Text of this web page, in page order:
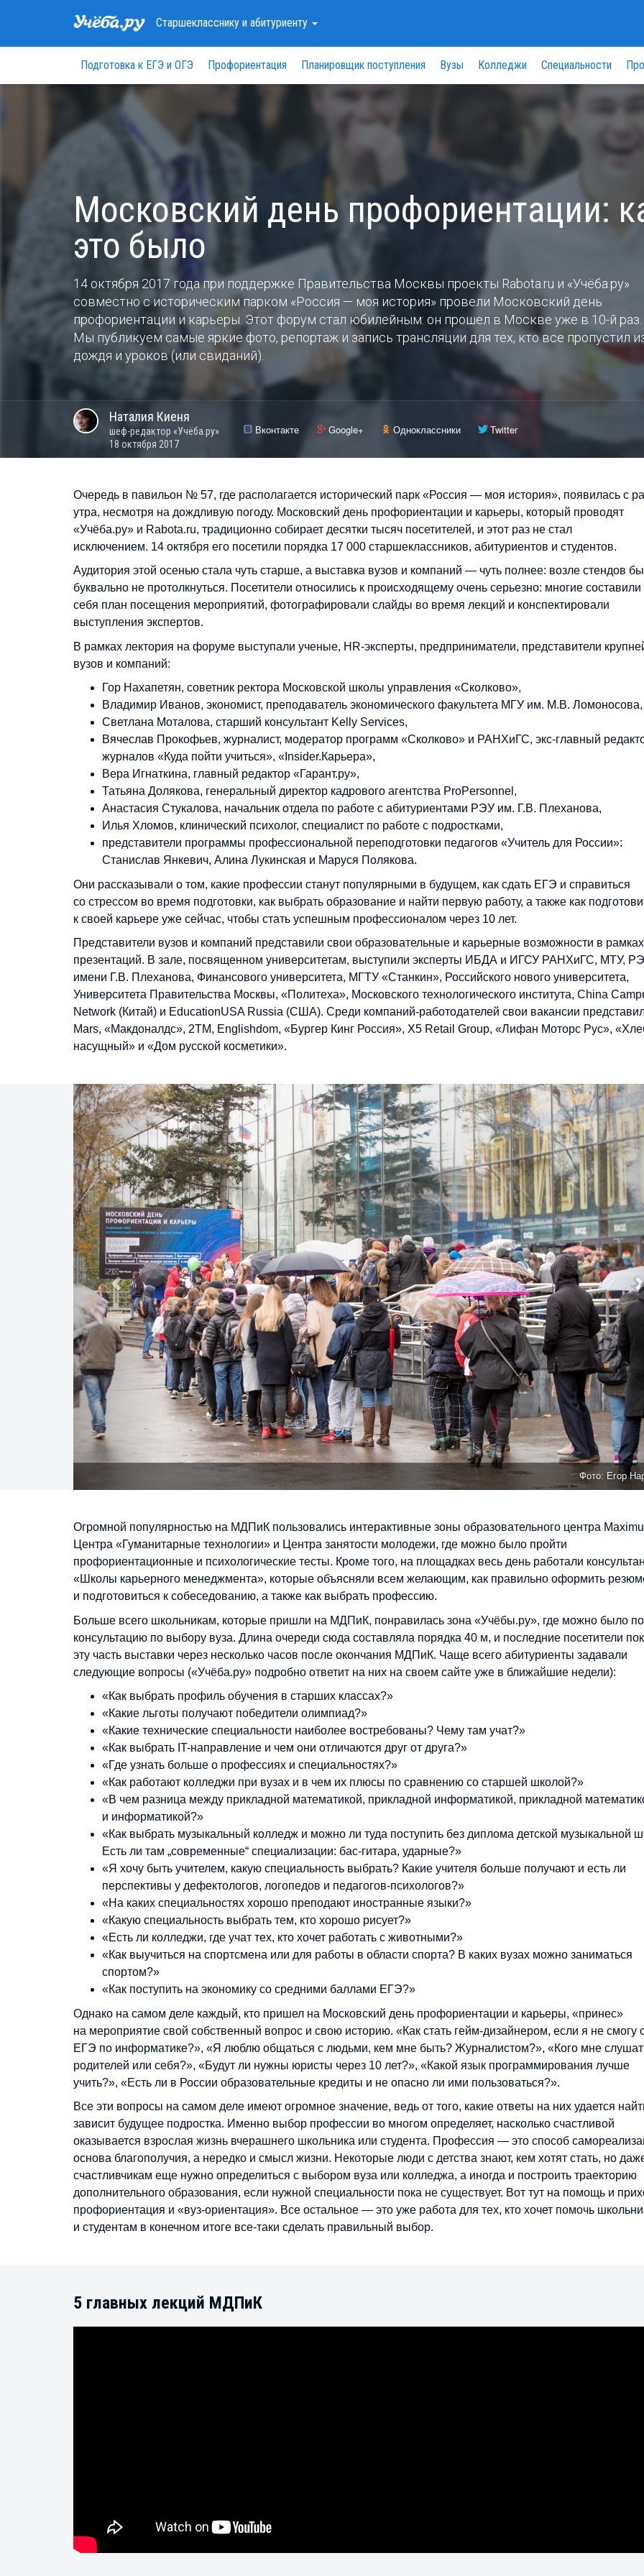
Старшеклассникуи абитуриенту
Подготовка к ЕГЭ и ОГЭ Профориентация Планировщик поступления Вузы Колледжи Специальности
Московский день профориентации:
это было
14 октября 2017 года при поддержке Правительства Москвы проекты Rabota.ru и «Учёба.ру»
совместно с историческим парком «Россия — моя история» провели Московский день
профориентации и карьеры. Этот форум стал юбилейным: он прошел в Москве уже в 10-й раз.
Мы публикуем самые яркие фото, репортаж и запись трансляции для тех, кто все пропустил
дождя и уроков (или свиданий).
Наталия Киеня
шеф-редактор «Учёба.ру»
18 октября 2017
Вконтакте Google+ Одноклассники Twitter
Очередь в павильон № 57, где располагается исторический парк «Россия — моя история», появилась с
утра, несмотря на дождливую погоду. Московский день профориентации и карьеры, который проводят
«Учёба.ру» и Rabota.ru, традиционно собирает десятки тысяч посетителей, и этот раз не стал
исключением. 14 октября его посетили порядка 17 000 старшеклассников, абитуриентов и студентов.
Аудитория этой осенью стала чуть старше, а выставка вузов и компаний — чуть полнее: возле стендов
буквально не протолкнуться. Посетители относились к происходящему очень серьезно: многие составили
себя план посещения мероприятий, фотографировали слайды во время лекций и конспектировали
выступления экспертов.
В рамках лектория на форуме выступали ученые, HR-эксперты, предприниматели, представители
вузов и компаний:
Гор Нахапетян, советник ректора Московской школы управления «Сколково»,
Владимир Иванов, экономист, преподаватель экономического факультета МГУ им. М.В. Ломоносова,
Светлана Моталова, старший консультант Kelly Services,
Вячеслав Прокофьев, журналист, модератор программ «Сколково» и РАНХиГС, экс-главный
журналов «Куда пойти учиться», «Insider.Карьера»,
Вера Игнаткина, главный редактор «Гарант.ру»,
Татьяна Долякова, генеральный директор кадрового агентства ProPersonnel,
Анастасия Стукалова, начальник отдела по работе с абитуриентами РЭУ им. Г.В. Плеханова,
Илья Хломов, клинический психолог, специалист по работе с подростками,
представители программы профессиональной переподготовки педагогов «Учитель для России»:
Станислав Янкевич, Алина Лукинская и Маруся Полякова.
Они рассказывали о том, какие профессии станут популярными в будущем, как сдать ЕГЭ и справиться
со стрессом во время подготовки, как выбрать образование и найти первую работу, а также как
к своей карьере уже сейчас, чтобы стать успешным профессионалом через 10 лет.
Представители вузов и компаний представили свои образовательные и карьерные возможности в рамках
презентаций. В зале, посвященном университетам, выступили эксперты ИБДА и ИГСУ РАНХиГС, МТУ,
имени Г.В. Плеханова, Финансового университета, МГТУ «Станкин», Российского нового университета,
Университета Правительства Москвы, «Политеха», Московского технологического института, China
Network (Китай) и EducationUSA Russia (США). Среди компаний-работодателей свои вакансии
Mars, «Макдоналдс», 2ТМ, Englishdom, «Бургер Кинг Россия», X5 Retail Group, «Лифан Моторс Рус»,
насущный» и «Дом русской косметики».
Фото: Тимур
Огромной популярностью на МДПиК пользовались интерактивные зоны образовательного центра
Центра «Гуманитарные технологии» и Центра занятости молодежи, где можно было пройти
профориентационные и психологические тесты. Кроме того, на площадках весь день работали
«Школы карьерного менеджмента», которые объясняли всем желающим, как правильно оформить
и подготовиться к собеседованию, а также как выбрать профессию.
Больше всего школьникам, которые пришли на МДПиК, понравилась зона «Учёбы.ру», где можно было
консультацию по выбору вуза. Длина очереди сюда составляла порядка 40 м, и последние посетители
эту часть выставки через несколько часов после окончания МДПиК. Чаще всего абитуриенты задавали
следующие вопросы («Учёба.ру» подробно ответит на них на своем сайте уже в ближайшие недели):
«Как выбрать профиль обучения в старших классах?»
«Какие льготы получают победители олимпиад?»
«Какие технические специальности наиболее востребованы? Чему там учат?»
«Как выбрать IT-направление и чем они отличаются друг от друга?»
«Где узнать больше о профессиях и специальностях?»
«Как работают колледжи при вузах и в чем их плюсы по сравнению со старшей школой?»
«В чем разница между прикладной математикой, прикладной информатикой, прикладной
и информатикой?»
«Как выбрать музыкальный колледж и можно ли туда поступить без диплома детской музыкальной
Есть ли там „современные“ специализации: бас-гитара, ударные?»
«Я хочу быть учителем, какую специальность выбрать? Какие учителя больше получают и есть ли
перспективы у дефектологов, логопедов и педагогов-психологов?»
«На каких специальностях хорошо преподают иностранные языки?»
«Какую специальность выбрать тем, кто хорошо рисует?»
«Есть ли колледжи, где учат тех, кто хочет работать с животными?»
«Как выучиться на спортсмена или для работы в области спорта? В каких вузах можно заниматься
спортом?»
«Как поступить на экономику со средними баллами ЕГЭ?»
Однако на самом деле каждый, кто пришел на Московский день профориентации и карьеры, «принес»
на мероприятие свой собственный вопрос и свою историю. «Как стать гейм-дизайнером, если я не смогу
ЕГЭ по информатике?», «Я люблю общаться с людьми, кем мне быть? Журналистом?», «Кого мне
родителей или себя?», «Будут ли нужны юристы через 10 лет?», «Какой язык программирования лучше
учить?», «Есть ли в России образовательные кредиты и не опасно ли ими пользоваться?».
Все эти вопросы на самом деле имеют огромное значение, ведь от того, какие ответы на них удается
зависит будущее подростка. Именно выбор профессии во многом определяет, насколько счастливой
оказывается взрослая жизнь вчерашнего школьника или студента. Профессия — это способ
основа благополучия, а нередко и смысл жизни. Некоторые люди с детства знают, кем хотят стать, но
счастливчикам еще нужно определиться с выбором вуза или колледжа, а иногда и построить траекторию
дополнительного образования, если нужной специальности пока не существует. Вот тут на помощь и
профориентация и «вуз-ориентация». Все остальное — это уже работа для тех, кто хочет помочь
и студентам в конечном итоге все-таки сделать правильный выбор.
5 главных лекций МДПиК